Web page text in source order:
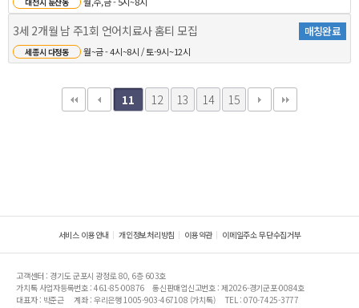
3세 2개월 남 주1회 언어치료사 홈티 모집 매칭완료
세종시 다정동 월~금 - 4시~8시 / 토-9시~12시
11 12 13 14 15
서비스 이용안내 개인정보처리방침 이용약관 이메일주소 무단수집거부
고객센터 : 경기도 군포시 광정로 80, 6층 603호
가치톡 사업자등록번호 : 461-85-00876
통신판매업신고번호 : 제2026-경기군포-0084호
대표자 : 박준근
계좌 : 우리은행 1005-903-467108 (가치톡)
TEL : 070-7425-3777